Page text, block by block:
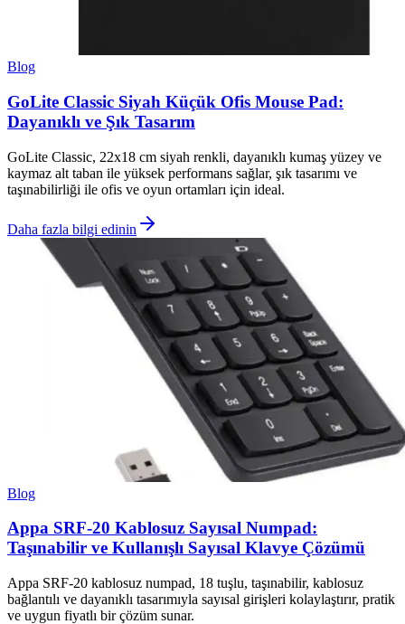
Blog
GoLite Classic Siyah Küçük Ofis Mouse Pad:
Dayanıklı ve Şık Tasarım
GoLite Classic, 22x18 cm siyah renkli, dayanıklı kumaş yüzey ve
kaymaz alt taban ile yüksek performans sağlar, şık tasarımı ve
taşınabilirliği ile ofis ve oyun ortamları için ideal.
Daha fazla bilgi edinin
Blog
Appa SRF-20 Kablosuz Sayısal Numpad:
Taşınabilir ve Kullanışlı Sayısal Klavye Çözümü
Appa SRF-20 kablosuz numpad, 18 tuşlu, taşınabilir, kablosuz
bağlantılı ve dayanıklı tasarımıyla sayısal girişleri kolaylaştırır, pratik
ve uygun fiyatlı bir çözüm sunar.